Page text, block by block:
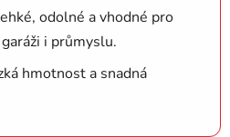
odolné a vhodné pro
i průmyslu.
hmotnost a snadná